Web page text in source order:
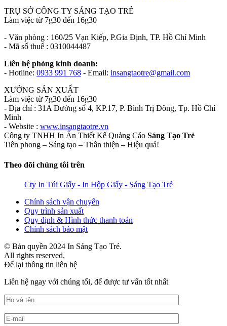
TRỤ SỞ CÔNG TY SÁNG TẠO TRẺ
Làm việc từ 7g30 đến 16g30
- Văn phòng : 160/25 Vạn Kiếp, P.Gia Định, TP. Hồ Chí Minh
- Mã số thuế : 0310044487
Liên hệ phòng kinh doanh:
- Hotline: 0933 991 768 - Email: insangtaotre@gmail.com
XƯỞNG SẢN XUẤT
Làm việc từ 7g30 đến 16g30
- Địa chỉ : 31A Đường số 4, KP.17, P. Bình Trị Đông, Tp. Hồ Chí
Minh
- Website : www.insangtaotre.vn
Công ty TNHH In Ấn Thiết Kế Quảng Cáo Sáng Tạo Trẻ
Tiên phong – Sáng tạo – Thân thiện – Hiệu quả!
Theo dõi chúng tôi trên
Cty In Túi Giấy - In Hộp Giấy - Sáng Tạo Trẻ
Chính sách vận chuyển
Quy trình sản xuất
Quy định & Hình thức thanh toán
Chính sách bảo mật
© Bản quyền 2024 In Sáng Tạo Trẻ.
All rights reserved.
Để lại thông tin liên hệ
Liên hệ ngay với chúng tối, để được tư vấn tốt nhất